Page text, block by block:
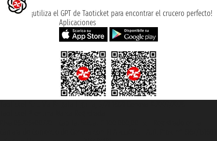
¡utiliza el GPT de Taoticket para encontrar el crucero perfecto!
Aplicaciones